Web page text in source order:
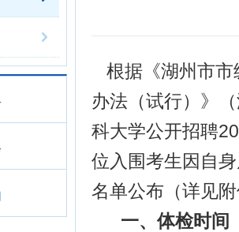
根据《湖州市
办法（试行）》
科大学公开招聘
位入围考生因自
名单公布（详见
一、体检时间